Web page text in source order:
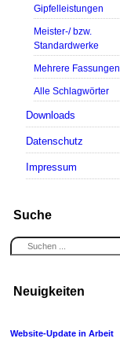
Gipfelleistungen
Meister-/ bzw.
Standardwerke
Mehrere Fassungen
Alle Schlagwörter
Downloads
Datenschutz
Impressum
Suche
Neuigkeiten
Website-Update in Arbeit